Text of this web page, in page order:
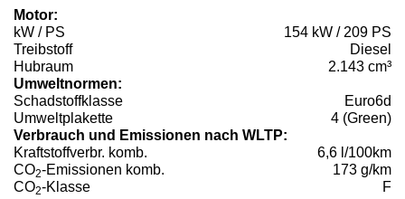
Motor:
kW / PS
154 kW / 209 PS
Treibstoff
Diesel
Hubraum
2.143 cm³
Umweltnormen:
Schadstoffklasse
Euro6d
Umweltplakette
4 (Green)
Verbrauch und Emissionen nach WLTP:
Kraftstoffverbr. komb.
6,6 l/100km
CO2-Emissionen komb.
173 g/km
CO2-Klasse F